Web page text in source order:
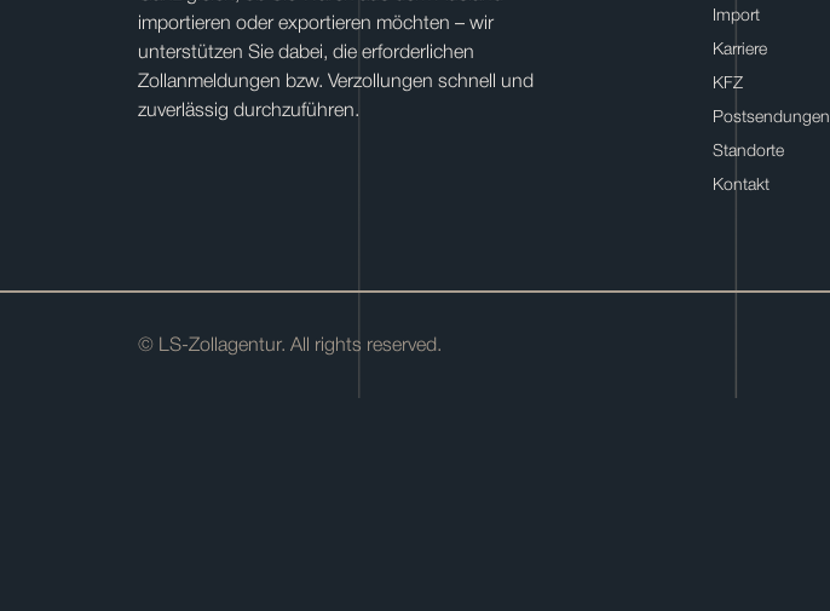
importieren oder exportieren möchten – wir
unterstützen Sie dabei, die erforderlichen
Zollanmeldungen bzw. Verzollungen schnell und
zuverlässig durchzuführen.
Import
Karriere
KFZ
Postsendungen
Standorte
Kontakt
© LS-Zollagentur. All rights reserved.